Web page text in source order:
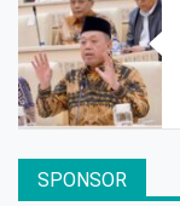
SPONSOR